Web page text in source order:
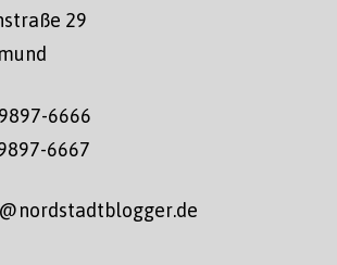
29
6666
6667